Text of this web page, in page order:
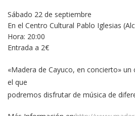
Sábado 22 de septiembre
En el Centro Cultural Pablo Iglesias
Hora: 20:00
Entrada a 2€
«Madera de Cayuco, en concierto»
el que
podremos disfrutar de música de